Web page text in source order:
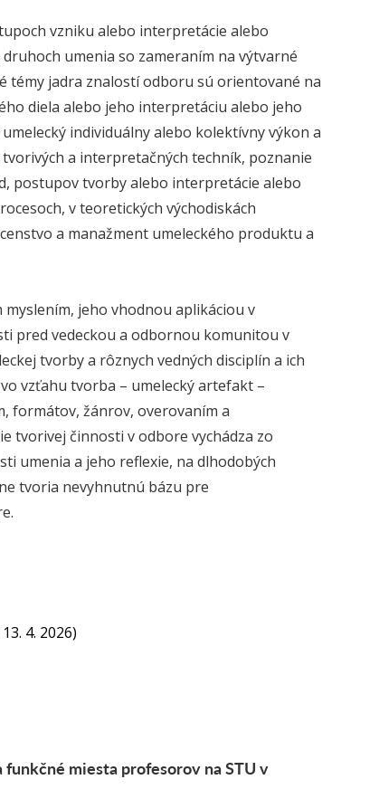
vzniku alebo interpretácie alebo
umenia so zameraním na výtvarné
témy jadra znalostí odboru sú orientované na
diela alebo jeho interpretáciu alebo jeho
individuálny alebo kolektívny výkon a
a interpretačných techník, poznanie
postupov tvorby alebo interpretácie alebo
v teoretických východiskách
a manažment umeleckého produktu a
jeho vhodnou aplikáciou v
pred vedeckou a odbornou komunitou v
tvorby a rôznych vedných disciplín a ich
vzťahu tvorba – umelecký artefakt –
formátov, žánrov, overovaním a
tvorivej činnosti v odbore vychádza zo
umenia a jeho reflexie, na dlhodobých
tvoria nevyhnutnú bázu pre
4. 2026)
miesta profesorov na STU v